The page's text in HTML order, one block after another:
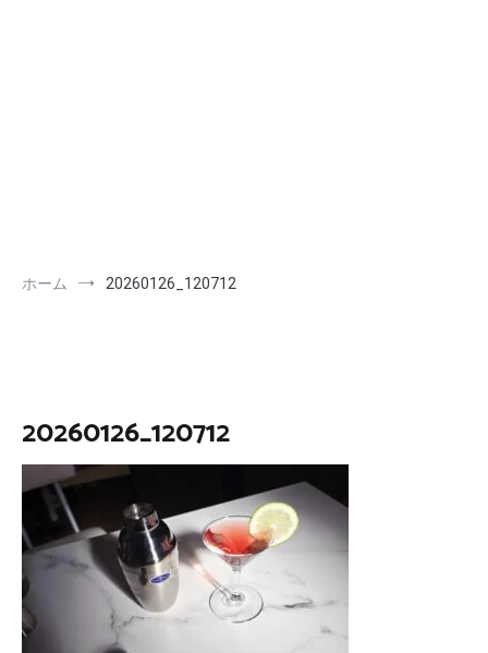
ホーム 20260126_120712
20260126_120712